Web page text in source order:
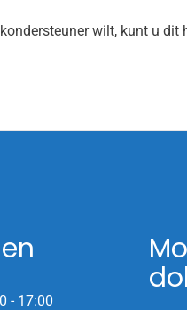
wilt, kunt u dit
- 17:00